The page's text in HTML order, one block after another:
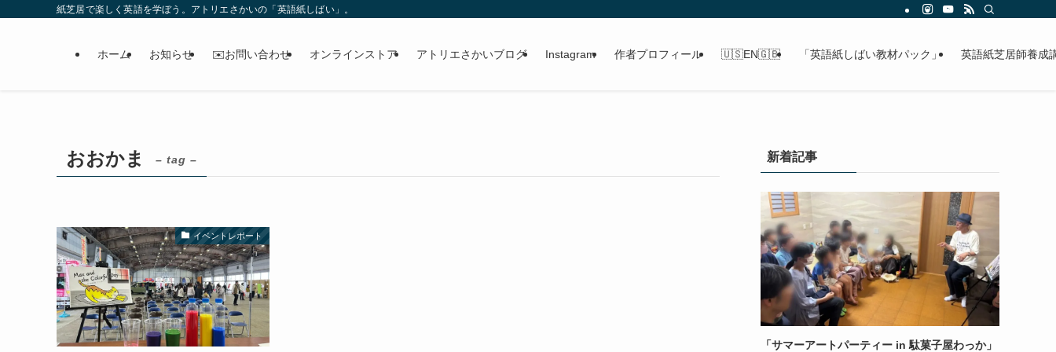
紙芝居で楽しく英語を学ぼう。アトリエさかいの「英語紙しばい」。
ホーム お知らせ ✉️お問い合わせ オンラインストア アトリエさかいブログ Instagram 作者プロフィール 🇺🇸EN🇬🇧 「英語紙しばい教材パック」 英語紙芝居師養成
おおかま – tag –
イベントレポート
新着記事
「サマーアートパーティー in 駄菓子屋わっか」